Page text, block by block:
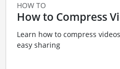
HOW TO
How to Compress
Learn how to compress
easy sharing